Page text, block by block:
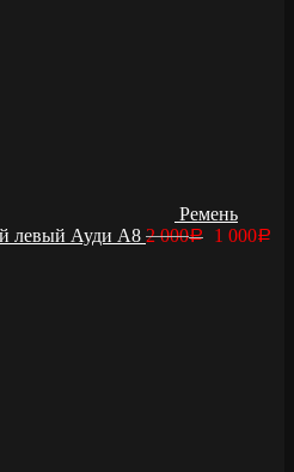
Ремень
левый Ауди А8 2 000Р 1 000Р